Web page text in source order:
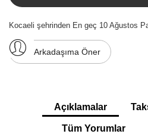
Kocaeli şehrinden En geç 10 Ağustos
Arkadaşıma Öner
Açıklamalar
Tüm Yorumlar